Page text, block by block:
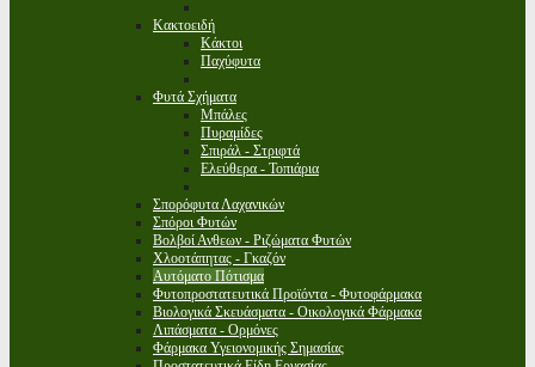
Κακτοειδή
Κάκτοι
Παχύφυτα
Φυτά Σχήματα
Μπάλες
Πυραμίδες
Σπιράλ - Στριφτά
Ελεύθερα - Τοπιάρια
Σπορόφυτα Λαχανικών
Σπόροι Φυτών
Βολβοί Ανθεων - Ριζώματα Φυτών
Χλοοτάπητας - Γκαζόν
Αυτόματο Πότισμα
Φυτοπροστατευτικά Προϊόντα - Φυτοφάρμακα
Βιολογικά Σκευάσματα - Οικολογικά Φάρμακα
Λιπάσματα - Ορμόνες
Φάρμακα Υγειονομικής Σημασίας